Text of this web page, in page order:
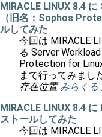
MIRACLE LINUX 8.4
（旧名：Sophos
ルしてみた
今回は MIRACLE
る Server
Protection for
まで行ってみまし
存在位置 みらくる
MIRACLE LINUX 8.4
ストールしてみた
今回は MIRACLE